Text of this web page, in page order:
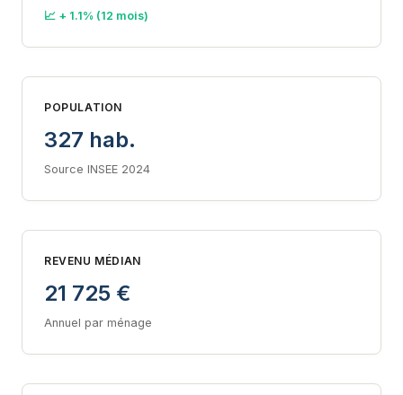
📈 + 1.1% (12 mois)
POPULATION
327 hab.
Source INSEE 2024
REVENU MÉDIAN
21 725 €
Annuel par ménage